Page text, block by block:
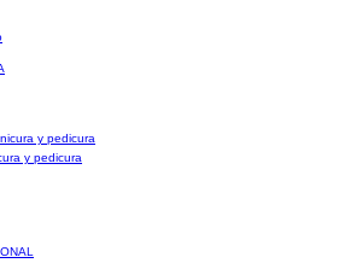
y pedicura
y pedicura